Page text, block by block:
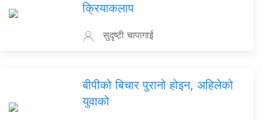
क्रियाकलाप
सुदृष्टी चापागाई
बीपीको बिचार पुरानो होइन, अहिलेको
युवाको